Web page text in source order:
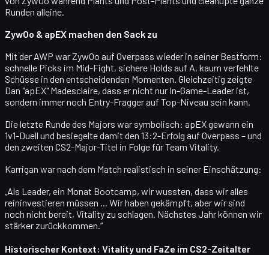
Runden alleine.
ZywOo & apEX machen den Sack zu
Mit der AWP war ZywOo auf Overpass wieder in seiner Bestform:
schnelle Picks im Mid-Fight, sichere Holds auf A, kaum verfehlte
Schüsse in den entscheidenden Momenten. Gleichzeitig zeigte
Dan "apEX" Madesclaire, dass er nicht nur In-Game-Leader ist,
sondern immer noch Entry-Fragger auf Top-Niveau sein kann.
Die letzte Runde des Majors war symbolisch: apEX gewann ein
1v1-Duell und besiegelte damit den 13:2-Erfolg auf Overpass – und
den zweiten CS2-Major-Titel in Folge für Team Vitality.
Karrigan war nach dem Match realistisch in seiner Einschätzung:
„Als Leader, ein Monat Bootcamp, wir wussten, dass wir alles
reininvestieren müssen ... Wir haben gekämpft, aber wir sind
noch nicht bereit, Vitality zu schlagen. Nächstes Jahr können wir
stärker zurückkommen.“
Historischer Kontext: Vitality und FaZe im CS2-Zeitalter